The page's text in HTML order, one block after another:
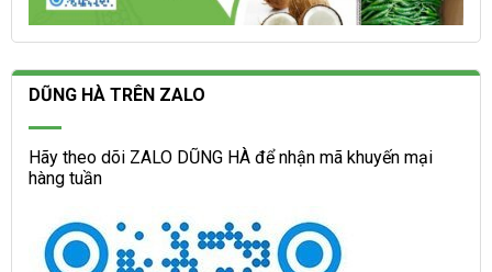
DŨNG HÀ TRÊN ZALO
Hãy theo dõi ZALO DŨNG HÀ để nhận mã khuyến mại
hàng tuần